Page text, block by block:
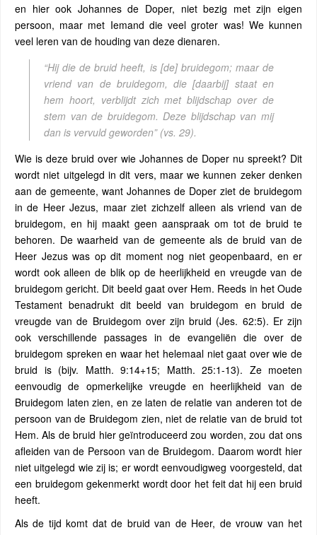
en hier ook Johannes de Doper, niet bezig met zijn eigen
persoon, maar met Iemand die veel groter was! We kunnen
veel leren van de houding van deze dienaren.
“Hij die de bruid heeft, is [de] bruidegom; maar de
vriend van de bruidegom, die [daarbij] staat en
hem hoort, verblijdt zich met blijdschap over de
stem van de bruidegom. Deze blijdschap van mij
dan is vervuld geworden” (vs. 29).
Wie is deze bruid over wie Johannes de Doper nu spreekt? Dit
wordt niet uitgelegd in dit vers, maar we kunnen zeker denken
aan de gemeente, want Johannes de Doper ziet de bruidegom
in de Heer Jezus, maar ziet zichzelf alleen als vriend van de
bruidegom, en hij maakt geen aanspraak om tot de bruid te
behoren. De waarheid van de gemeente als de bruid van de
Heer Jezus was op dit moment nog niet geopenbaard, en er
wordt ook alleen de blik op de heerlijkheid en vreugde van de
bruidegom gericht. Dit beeld gaat over Hem. Reeds in het Oude
Testament benadrukt dit beeld van bruidegom en bruid de
vreugde van de Bruidegom over zijn bruid (Jes. 62:5). Er zijn
ook verschillende passages in de evangeliën die over de
bruidegom spreken en waar het helemaal niet gaat over wie de
bruid is (bijv. Matth. 9:14+15; Matth. 25:1-13). Ze moeten
eenvoudig de opmerkelijke vreugde en heerlijkheid van de
Bruidegom laten zien, en ze laten de relatie van anderen tot de
persoon van de Bruidegom zien, niet de relatie van de bruid tot
Hem. Als de bruid hier geïntroduceerd zou worden, zou dat ons
afleiden van de Persoon van de Bruidegom. Daarom wordt hier
niet uitgelegd wie zij is; er wordt eenvoudigweg voorgesteld, dat
een bruidegom gekenmerkt wordt door het feit dat hij een bruid
heeft.
Als de tijd komt dat de bruid van de Heer, de vrouw van het